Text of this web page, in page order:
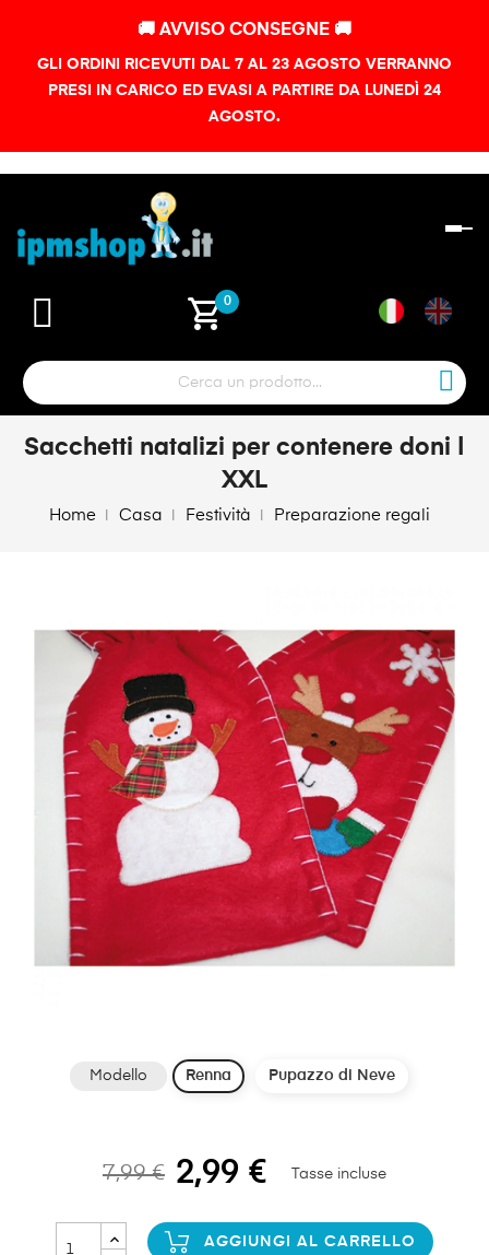
🚚 AVVISO CONSEGNE 🚚
GLI ORDINI RICEVUTI DAL 7 AL 23 AGOSTO VERRANNO
PRESI IN CARICO ED EVASI A PARTIRE DA LUNEDÌ 24
AGOSTO.
shopping_cart0
Sacchetti natalizi per contenere doni |
XXL
Home Casa Festività Preparazione regali
Modello Renna Pupazzo di Neve
7,99 € 2,99 € Tasse incluse
AGGIUNGI AL CARRELLO